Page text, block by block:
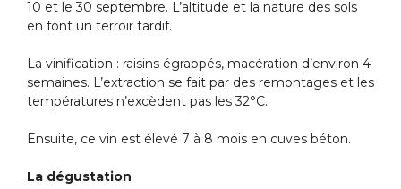
10 et le 30 septembre. L’altitude et la nature des sols
en font un terroir tardif.
La vinification : raisins égrappés, macération d’environ 4
semaines. L’extraction se fait par des remontages et les
températures n’excèdent pas les 32°C.
Ensuite, ce vin est élevé 7 à 8 mois en cuves béton.
La dégustation